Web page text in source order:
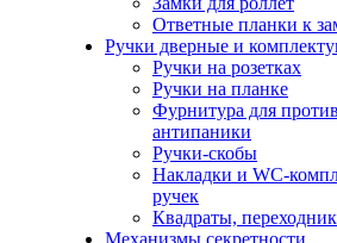
Ответные планки к
Ручки дверные и
Ручки на розетках
Ручки на планке
Фурнитура для
антипаники
Ручки-скобы
Накладки и WC-
ручек
Квадраты,
Механизмы секретности